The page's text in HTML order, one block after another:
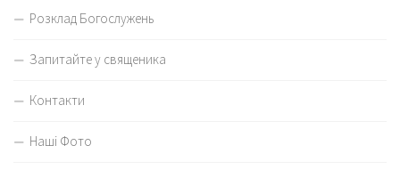
Розклад Богослужень
Запитайте у священика
Контакти
Наші Фото